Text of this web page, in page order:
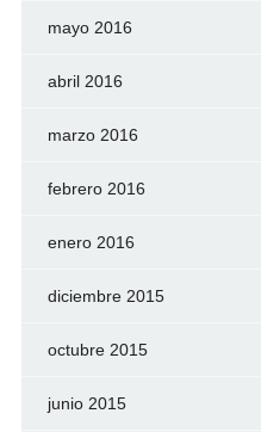
mayo 2016
abril 2016
marzo 2016
febrero 2016
enero 2016
diciembre 2015
octubre 2015
junio 2015